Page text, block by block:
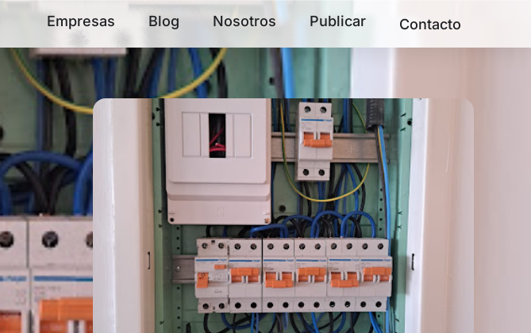
Empresas Blog Nosotros Publicar Contacto